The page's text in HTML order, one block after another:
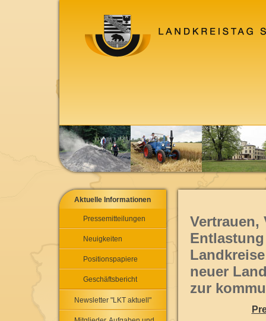
Aktuelle Informationen
Pressemitteilungen
Neuigkeiten
Positionspapiere
Geschäftsbericht
Newsletter "LKT aktuell"
Vertrauen,
Entlastung
neuer
zur